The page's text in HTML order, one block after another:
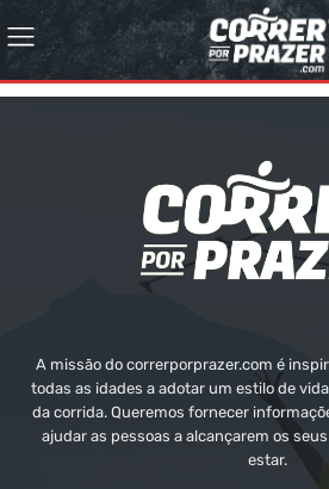
A missão do correrporprazer.com é
todas as idades a adotar um estilo de
da corrida. Queremos fornecer
ajudar as pessoas a alcançarem os
estar.